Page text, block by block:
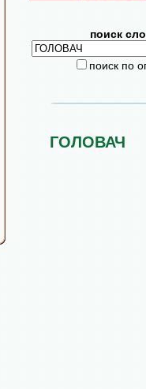
поиск
поиск по
ГОЛОВАЧ